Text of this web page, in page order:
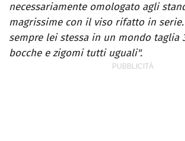
necessariamente omologato agli
magrissime con il viso rifatto in
sempre lei stessa in un mondo taglia
bocche e zigomi tutti uguali".